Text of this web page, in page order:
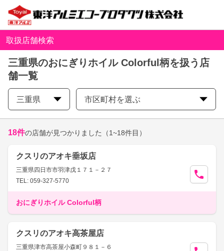
取扱店舗検索
三重県のおにぎりホイル Colorful柄を扱う店
舗一覧
三重県 市区町村を選ぶ
18件の店舗が見つかりました （1~18件目）
クスリのアオキ垂坂店
三重県四日市市羽津戊１７１－２７
TEL: 059-327-5770
おにぎりホイル Colorful柄
クスリのアオキ高茶屋店
三重県津市高茶屋小森町９８１－６